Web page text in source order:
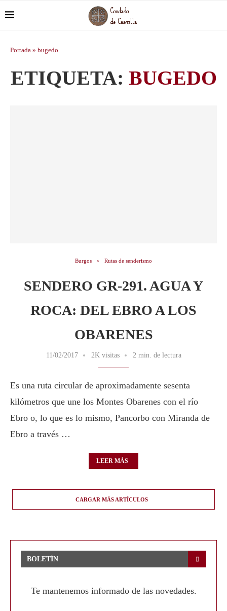
Portada » bugedo
ETIQUETA: BUGEDO
Burgos Rutas de senderismo
SENDERO GR-291. AGUA Y
ROCA: DEL EBRO A LOS
OBARENES
11/02/2017 2K visitas 2 min. de lectura
Es una ruta circular de aproximadamente sesenta
kilómetros que une los Montes Obarenes con el río
Ebro o, lo que es lo mismo, Pancorbo con Miranda de
Ebro a través …
LEER MÁS
CARGAR MÁS ARTÍCULOS
BOLETÍN
Te mantenemos informado de las novedades.